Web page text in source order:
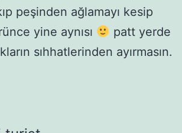
peşinden ağlamayı kesip
yine aynısı
patt yerde
sıhhatlerinden ayırmasın.